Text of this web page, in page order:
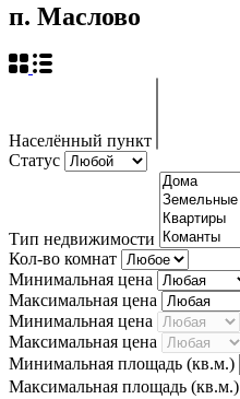
п. Маслово
Населённый пункт
Статус
Тип недвижимости
Кол-во комнат
Минимальная цена
Максимальная цена
Минимальная цена
Максимальная цена
Минимальная площадь (кв.м.)
Максимальная площадь (кв.м.)